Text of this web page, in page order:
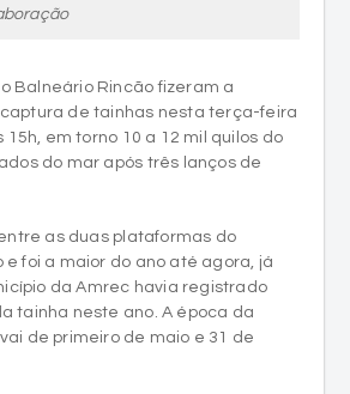
Balneário Rincão fizeram a
de tainhas nesta terça-feira
15h, em torno 10 a 12 mil quilos do
do mar após três lanços de
as duas plataformas do
e foi a maior do ano até agora, já
da Amrec havia registrado
tainha neste ano. A época da
de primeiro de maio e 31 de